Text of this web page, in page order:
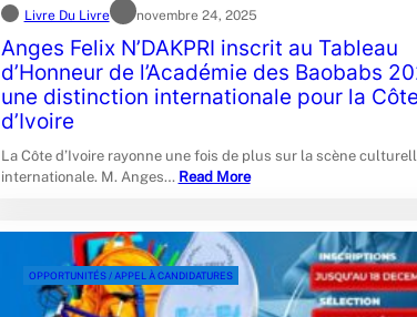
Livre Du Livre novembre 24, 2025
Anges Felix N’DAKPRI inscrit au Tableau
d’Honneur de l’Académie des Baobabs
une distinction internationale pour la Côte
d’Ivoire
La Côte d’Ivoire rayonne une fois de plus sur la scène
internationale. M. Anges… Read More
OPPORTUNITÉS / APPEL À CANDIDATURES